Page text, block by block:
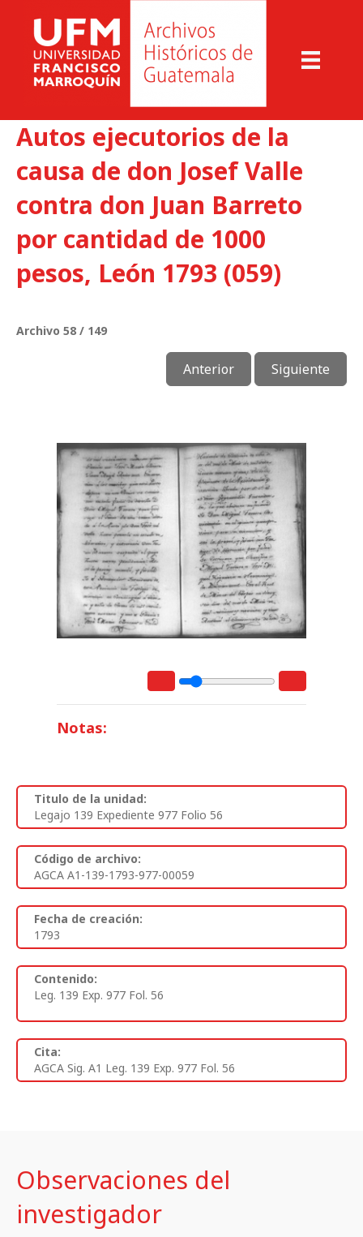
Autos ejecutorios de la
causa de don Josef Valle
contra don Juan Barreto
por cantidad de 1000
pesos, León 1793 (059)
Archivo 58 / 149
Anterior Siguiente
Notas:
Titulo de la unidad:
Legajo 139 Expediente 977 Folio 56
Código de archivo:
AGCA A1-139-1793-977-00059
Fecha de creación:
1793
Contenido:
Leg. 139 Exp. 977 Fol. 56
Cita:
AGCA Sig. A1 Leg. 139 Exp. 977 Fol. 56
Observaciones del
investigador